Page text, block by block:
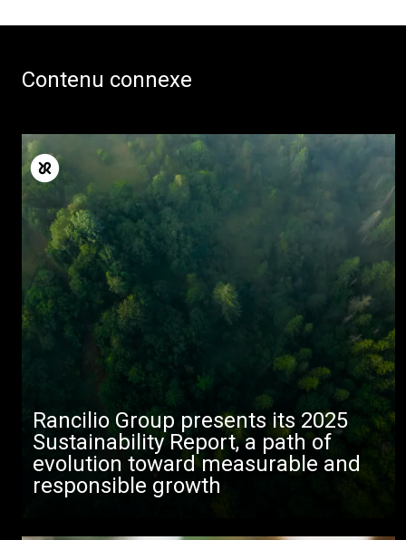
Contenu connexe
Rancilio Group presents its 2025
Sustainability Report, a path of
evolution toward measurable and
responsible growth